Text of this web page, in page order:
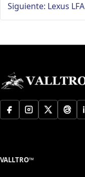
Siguiente: Lexus LFA
VALLTRO™